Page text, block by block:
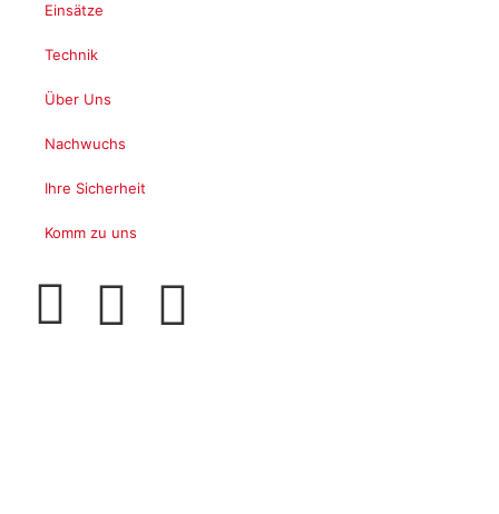
Einsätze
Technik
Über Uns
Nachwuchs
Ihre Sicherheit
Komm zu uns